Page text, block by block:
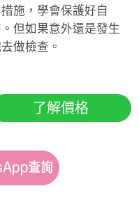
施，學會保護好自
但如果意外還是發生
做檢查。
了解價格